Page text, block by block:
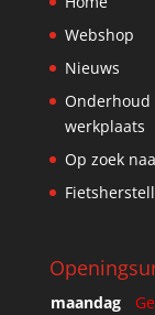
Webshop
Nieuws
Onderhoud
werkplaats
Op zoek
maandag